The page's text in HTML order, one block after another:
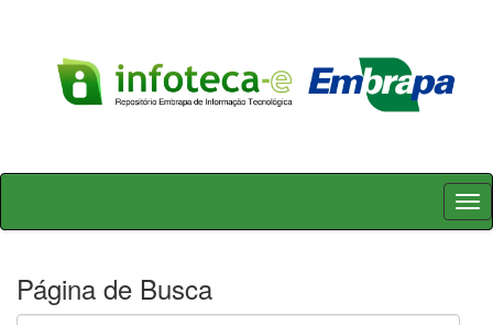
Skip
Página de Busca